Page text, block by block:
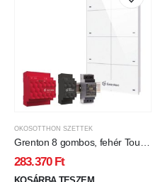
OKOSOTTHON SZETTEK
Grenton 8 gombos, fehér Touch
paneles szett
283.370 Ft